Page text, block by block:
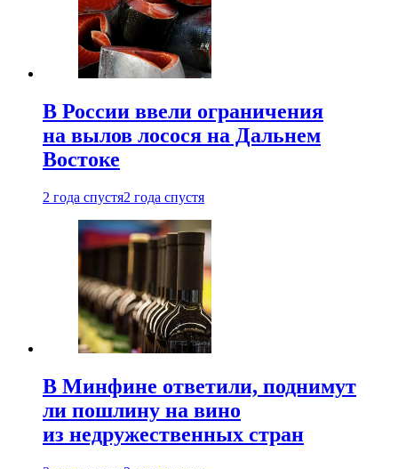
В России ввели ограничения
на вылов лосося на Дальнем
Востоке
2 года спустя2 года спустя
В Минфине ответили, поднимут
ли пошлину на вино
из недружественных стран